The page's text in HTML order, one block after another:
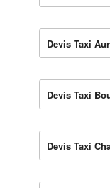
Devis Taxi
Devis Taxi
Devis Taxi